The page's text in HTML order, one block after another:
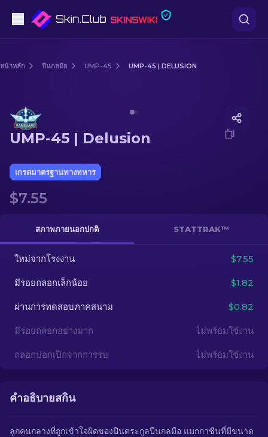
ปืนไรเฟิล
ปืนไรเฟิลซุ่มยิง
มีด
ถุงมือ
กล่อง
อื่น ๆ
หน้าหลัก ปืนกลมือ UMP-45 UMP-45 | DELUSION
UMP-45 | Delusion
เกรดมาตรฐานทางทหาร
$7.55
สภาพภายนอกปกติ STATTRAK™
ใหม่จากโรงงาน $7.55
มีรอยถลอกเล็กน้อย $1.82
ผ่านการทดสอบภาคสนาม $0.82
มีรอยถลอกอย่างมาก ไม่พร้อมใช้งาน
ถลอกปอกเปิกจากการรบ ไม่พร้อมใช้งาน
คำอธิบายสกิน
ลูกคนกลางที่ถูกเข้าใจผิดของปืนตระกูลปืนกลมือ แมกกาซีนที่มีขนาด